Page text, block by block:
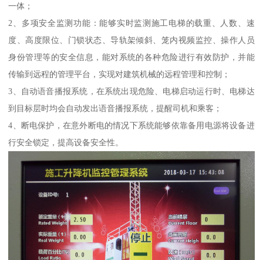
一体；
2、多项安全监测功能：能够实时监测施工电梯的载重、人数、速
度、高度限位、门锁状态、导轨架倾斜、笼内视频监控、操作人员
身份管理等的安全信息，能对系统的各种危险进行有效防护，并能
传输到远程的管理平台，实现对建筑机械的远程管理和控制；
3、自动语音播报系统，在系统出现危险、电梯启动运行时、电梯达
到目标层时均会自动发出语音播报系统，提醒司机和乘客；
4、断电保护，在意外断电的情况下系统能够依靠备用电源将设备进
行安全锁定，提高设备安全性。